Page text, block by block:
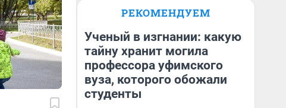
РЕКОМЕНДУЕМ
Ученый в изгнании: какую
тайну хранит могила
профессора уфимского
вуза, которого обожали
студенты